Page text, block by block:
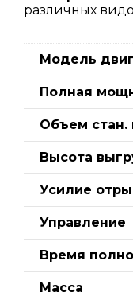
различных
Модель
Полная
Объем стан.
Высота
Усилие
Управление
Время
Масса